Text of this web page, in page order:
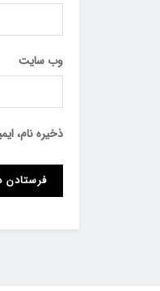
وب‌ سایت
ذخیره نام،